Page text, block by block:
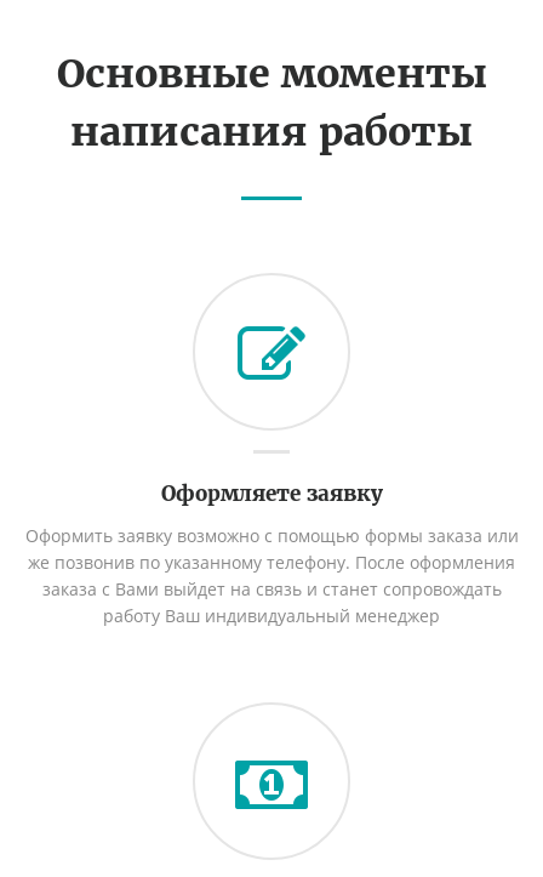
Основные моменты
написания работы
Оформляете заявку
Оформить заявку возможно с помощью формы заказа или
же позвонив по указанному телефону. После оформления
заказа с Вами выйдет на связь и станет сопровождать
работу Ваш индивидуальный менеджер